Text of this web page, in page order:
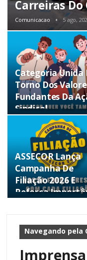
Carreiras Do
Comunicacao 5 ago,
Categoria Unida
Torno Dos
Fundantes Da
Sindical
ASSECOR Lança
Campanha De
Filiação 2026 E
Reforça
Navegando pela
Imprensa